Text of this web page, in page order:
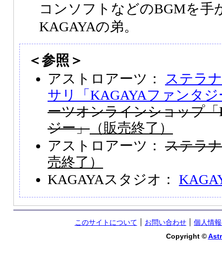
コンソフトなどのBGMを手
KAGAYAの弟。
＜参照＞
アストロアーツ： ステラ
サリ「KAGAYAファンタジ
ーツオンラインショップ
ジー」 （販売終了）
アストロアーツ： ステラ
売終了）
KAGAYAスタジオ：
このサイトについて お問い合わせ
個人情
Copyright ©